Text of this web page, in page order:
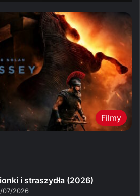
Filmy
i straszydła (2026)
07/2026